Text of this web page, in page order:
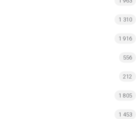
1 310
1 916
556
212
1 805
1 453